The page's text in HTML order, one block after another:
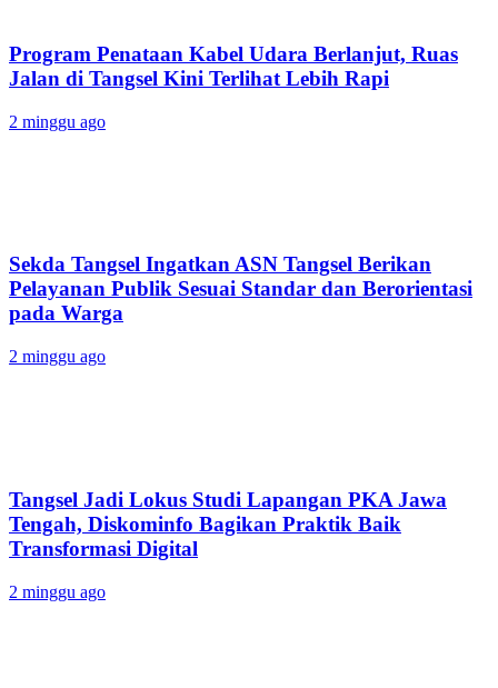
Program Penataan Kabel Udara Berlanjut, Ruas
Jalan di Tangsel Kini Terlihat Lebih Rapi
2 minggu ago
Sekda Tangsel Ingatkan ASN Tangsel Berikan
Pelayanan Publik Sesuai Standar dan Berorientasi
pada Warga
2 minggu ago
Tangsel Jadi Lokus Studi Lapangan PKA Jawa
Tengah, Diskominfo Bagikan Praktik Baik
Transformasi Digital
2 minggu ago